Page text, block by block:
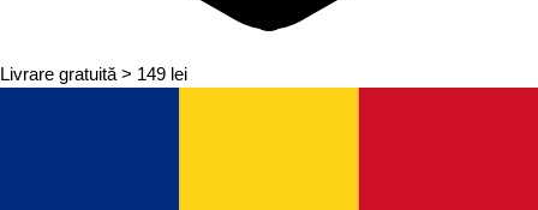
Livrare gratuită > 149 lei